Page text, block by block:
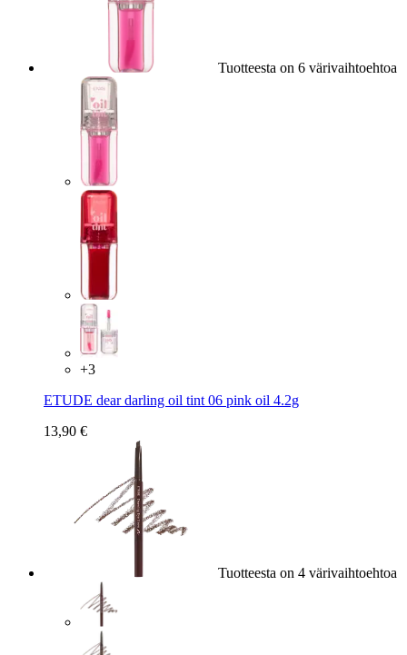
Tuotteesta on 6 värivaihtoehtoa
+3
ETUDE dear darling oil tint 06 pink oil 4.2g
13,90 €
Tuotteesta on 4 värivaihtoehtoa